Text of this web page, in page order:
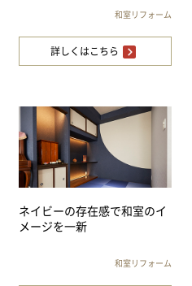
和室リフォーム
詳しくはこちら
ネイビーの存在感で和室のイ
メージを一新
和室リフォーム